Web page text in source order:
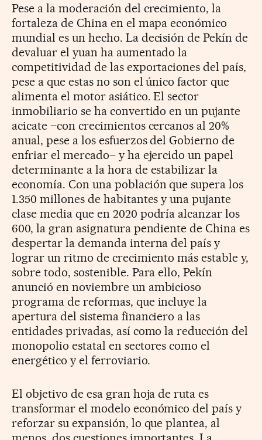
Pese a la moderación del crecimiento, la
fortaleza de China en el mapa económico
mundial es un hecho. La decisión de Pekín de
devaluar el yuan ha aumentado la
competitividad de las exportaciones del país,
pese a que estas no son el único factor que
alimenta el motor asiático. El sector
inmobiliario se ha convertido en un pujante
acicate –con crecimientos cercanos al 20%
anual, pese a los esfuerzos del Gobierno de
enfriar el mercado– y ha ejercido un papel
determinante a la hora de estabilizar la
economía. Con una población que supera los
1.350 millones de habitantes y una pujante
clase media que en 2020 podría alcanzar los
600, la gran asignatura pendiente de China es
despertar la demanda interna del país y
lograr un ritmo de crecimiento más estable y,
sobre todo, sostenible. Para ello, Pekín
anunció en noviembre un ambicioso
programa de reformas, que incluye la
apertura del sistema financiero a las
entidades privadas, así como la reducción del
monopolio estatal en sectores como el
energético y el ferroviario.
El objetivo de esa gran hoja de ruta es
transformar el modelo económico del país y
reforzar su expansión, lo que plantea, al